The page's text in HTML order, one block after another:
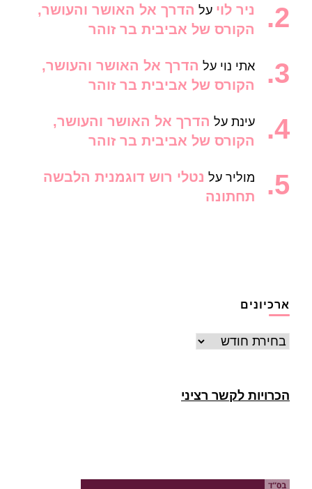
ניר לוי על הדרך אל האושר והעושר,
הקורס של אביבית בר זוהר
אתי נוי על הדרך אל האושר והעושר,
הקורס של אביבית בר זוהר
עינת על הדרך אל האושר והעושר,
הקורס של אביבית בר זוהר
מוליר על נטלי רוש דוגמנית הלבשה
תחתונה
ארכיונים
ארכיונים
הכרויות לקשר רציני